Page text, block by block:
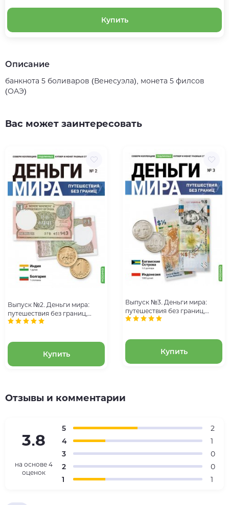
Купить
Описание
банкнота 5 боливаров (Венесуэла), монета 5 филсов
(ОАЭ)
Вас может заинтересовать
Выпуск №2. Деньги мира:
путешествия без границ,
банкнота 1 рупия (Индия) и
Купить
Выпуск №3. Деньги мира:
путешествия без границ,
банкнота 1/2 доллара
Купить
Отзывы и комментарии
3.8
на основе 4
оценок
5
2
4
1
3
0
2
0
1
1